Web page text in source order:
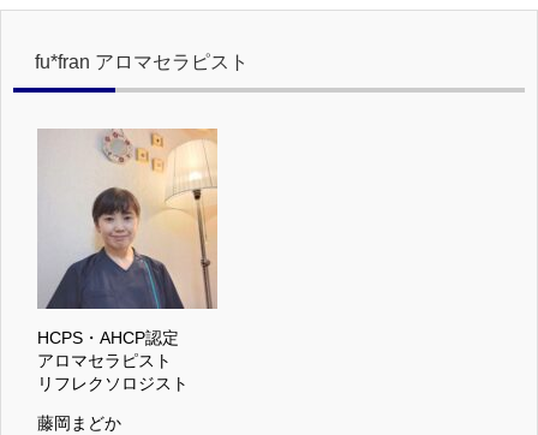
fu*fran アロマセラピスト
HCPS・AHCP認定
アロマセラピスト
リフレクソロジスト
藤岡まどか